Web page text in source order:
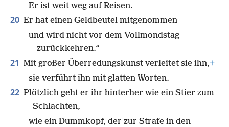
Er ist weit weg auf Reisen.
20 Er hat einen Geldbeutel mitgenommen
und wird nicht vor dem Vollmondstag
zurückkehren.“
21 Mit großer Überredungskunst verleitet sie ihn,+
sie verführt ihn mit glatten Worten.
22 Plötzlich geht er ihr hinterher wie ein Stier zum
Schlachten,
wie ein Dummkopf, der zur Strafe in den